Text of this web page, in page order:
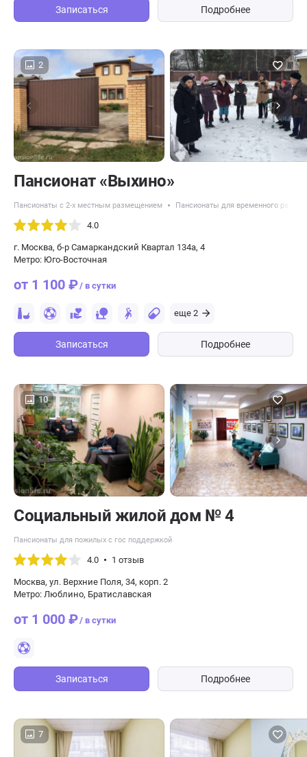
Записаться Подробнее
2
Пансионат «Выхино»
Пансионаты с 2-х местным размещением Пансионаты для временного
4.0
г. Москва, б-р Самаркандский Квартал 134а, 4
Метро: Юго-Восточная
от 1 100 ₽/ в сутки
еще 2
Записаться Подробнее
10
Социальный жилой дом № 4
Пансионаты для пожилых с гос поддержкой
4.0 1 отзыв
Москва, ул. Верхние Поля, 34, корп. 2
Метро: Люблино, Братиславская
от 1 000 ₽/ в сутки
Записаться Подробнее
7